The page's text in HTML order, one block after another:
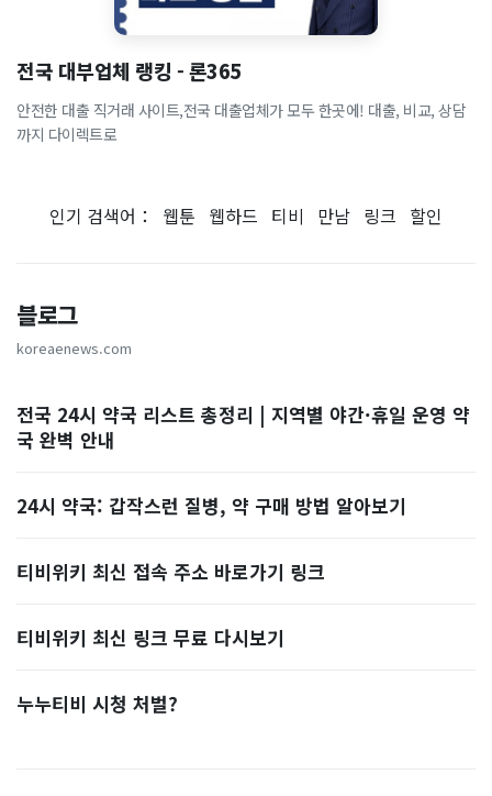
전국 대부업체 랭킹 - 론365
안전한 대출 직거래 사이트,전국 대출업체가 모두 한곳에! 대출, 비교, 상담
까지 다이렉트로
인기 검색어： 웹툰 웹하드 티비 만남 링크 할인
블로그
koreaenews.com
전국 24시 약국 리스트 총정리 | 지역별 야간·휴일 운영 약
국 완벽 안내
24시 약국: 갑작스런 질병, 약 구매 방법 알아보기
티비위키 최신 접속 주소 바로가기 링크
티비위키 최신 링크 무료 다시보기
누누티비 시청 처벌?